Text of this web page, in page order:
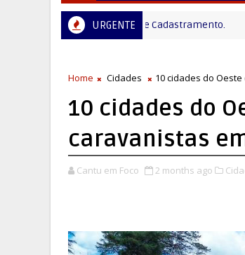
URGENTE
de documentos e Cadastramento.
Home Cidades 10 cidades do
10 cidades do
caravanistas
Cantu em Foco 2 months ago